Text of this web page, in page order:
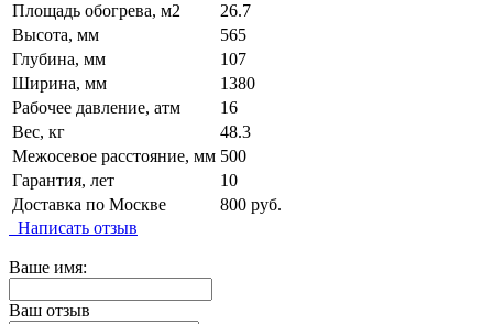
Площадь обогрева, м2
26.7
Высота, мм
565
Глубина, мм
107
Ширина, мм
1380
Рабочее давление, атм
16
Вес, кг
48.3
Межосевое расстояние, мм 500
Гарантия, лет
10
Доставка по Москве
800 руб.
Написать отзыв
Ваше имя:
Ваш отзыв